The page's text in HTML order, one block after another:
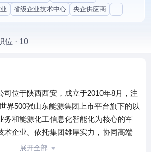
省级企业技术中心 央企供应商 ...
位 · 10
司位于陕西西安，成立于2010年8月，注
界500强山东能源集团上市平台旗下的以
务和能源化工信息化智能化为核心的军
术企业。依托集团雄厚实力，协同高端
青岛、济宁、洛阳、新疆分别设立子分
展开全部